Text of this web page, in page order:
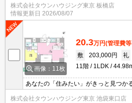
株式会社タウンハウジング東京 板橋店
情報更新日 2026/08/07
画像：11枚
20.3万円(管理費
敷
203,000円 礼
11階
1LDK
あなたの「住みたい」がきっと見つか
揃えた賃貸物件！お気軽にご相談くだ
ウジングへお任せください！
株式会社タウンハウジング東京 池袋東口店